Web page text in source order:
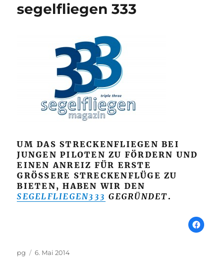
segelfliegen 333
UM DAS STRECKENFLIEGEN BEI
JUNGEN PILOTEN ZU FÖRDERN UND
EINEN ANREIZ FÜR ERSTE
GRÖSSERE STRECKENFLÜGE ZU B
IETEN, HABEN WIR DEN
SEGELFLIEGEN333 GEGRÜNDET.
Autor
pg
Veröffentlicht
6. Mai 2014